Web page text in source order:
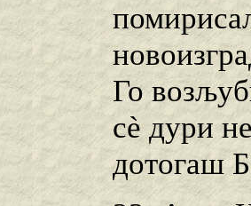
Го
cѐ дури
дотогаш